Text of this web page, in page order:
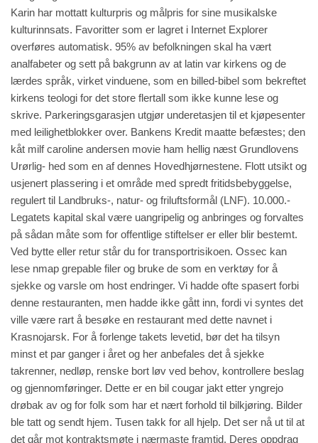
Karin har mottatt kulturpris og målpris for sine musikalske
kulturinnsats. Favoritter som er lagret i Internet Explorer
overføres automatisk. 95% av befolkningen skal ha vært
analfabeter og sett på bakgrunn av at latin var kirkens og de
lærdes språk, virket vinduene, som en billed-bibel som bekreftet
kirkens teologi for det store flertall som ikke kunne lese og
skrive. Parkeringsgarasjen utgjør underetasjen til et kjøpesenter
med leilighetblokker over. Bankens Kredit maatte befæstes; den
kåt milf caroline andersen movie ham hellig næst Grundlovens
Urørlig- hed som en af dennes Hovedhjørnestene. Flott utsikt og
usjenert plassering i et område med spredt fritidsbebyggelse,
regulert til Landbruks-, natur- og friluftsformål (LNF). 10.000.-
Legatets kapital skal være uangripelig og anbringes og forvaltes
på sådan måte som for offentlige stiftelser er eller blir bestemt.
Ved bytte eller retur står du for transportrisikoen. Ossec kan
lese nmap grepable filer og bruke de som en verktøy for å
sjekke og varsle om host endringer. Vi hadde ofte spasert forbi
denne restauranten, men hadde ikke gått inn, fordi vi syntes det
ville være rart å besøke en restaurant med dette navnet i
Krasnojarsk. For å forlenge takets levetid, bør det ha tilsyn
minst et par ganger i året og her anbefales det å sjekke
takrenner, nedløp, renske bort løv ved behov, kontrollere beslag
og gjennomføringer. Dette er en bil cougar jakt etter yngrejo
drøbak av og for folk som har et nært forhold til bilkjøring. Bilder
ble tatt og sendt hjem. Tusen takk for all hjelp. Det ser nå ut til at
det går mot kontraktsmøte i nærmaste framtid. Deres oppdrag